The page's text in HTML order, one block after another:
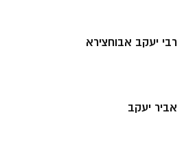
רבי יעקב אבוחצירא
אביר יעקב